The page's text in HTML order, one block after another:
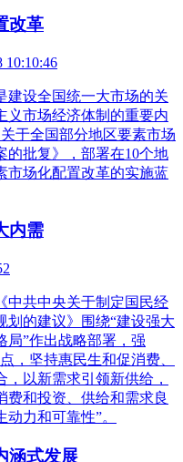
改革
10:10:46
建设全国统一大市场的关
义市场经济体制的重要内
于全国部分地区要素市场
的批复》，部署在10个地
市场化配置改革的实施蓝
内需
中共中央关于制定国民经
划的建议》围绕“建设强大
局”作出战略部署，强
，坚持惠民生和促消费、
以新需求引领新供给，
费和投资、供给和需求良
力和可靠性”。
涵式发展